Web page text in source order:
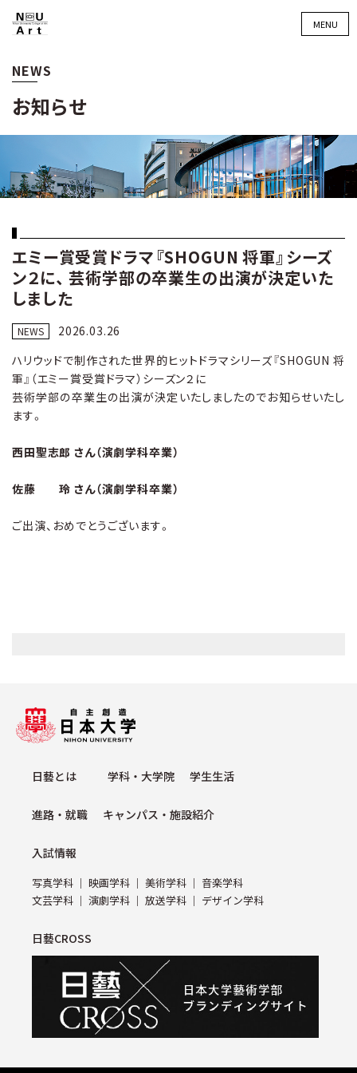
MENU
NEWS
お知らせ
エミー賞受賞ドラマ『SHOGUN 将軍』シーズ
ン２に、 芸術学部の卒業生の出演が決定いた
しました
NEWS
2026.03.26
ハリウッドで制作された世界的ヒットドラマシリーズ『SHOGUN 将
軍』（エミー賞受賞ドラマ）シーズン２に
芸術学部の卒業生の出演が決定いたしましたのでお知らせいたし
ます。
西田聖志郎 さん（演劇学科卒業）
佐藤 玲 さん（演劇学科卒業）
ご出演、おめでとうございます。
⽇藝とは 学科・⼤学院 学⽣⽣活
進路・就職 キャンパス・施設紹介
⼊試情報
写真学科 映画学科 美術学科
⾳楽学科
⽂芸学科
演劇学科 放送学科 デザイン学科
日藝CROSS